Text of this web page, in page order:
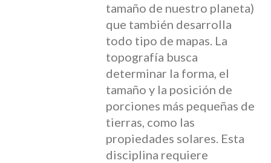
tamaño de nuestro planeta)
que también desarrolla
todo tipo de mapas. La
topografía busca
determinar la forma, el
tamaño y la posición de
porciones más pequeñas de
tierras, como las
propiedades solares. Esta
disciplina requiere